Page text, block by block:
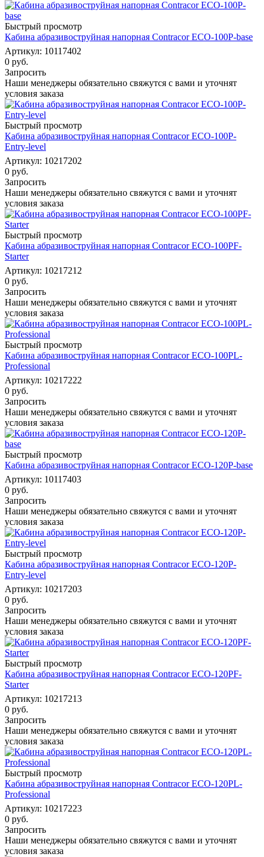
Быстрый просмотр
Кабина абразивоструйная напорная Contracor ECO-100P-base
Артикул: 10117402
0 руб.
Запросить
Наши менеджеры обязательно свяжутся с вами и уточнят
условия заказа
Быстрый просмотр
Кабина абразивоструйная напорная Contracor ECO-100P-
Entry-level
Артикул: 10217202
0 руб.
Запросить
Наши менеджеры обязательно свяжутся с вами и уточнят
условия заказа
Быстрый просмотр
Кабина абразивоструйная напорная Contracor ECO-100PF-
Starter
Артикул: 10217212
0 руб.
Запросить
Наши менеджеры обязательно свяжутся с вами и уточнят
условия заказа
Быстрый просмотр
Кабина абразивоструйная напорная Contracor ECO-100PL-
Professional
Артикул: 10217222
0 руб.
Запросить
Наши менеджеры обязательно свяжутся с вами и уточнят
условия заказа
Быстрый просмотр
Кабина абразивоструйная напорная Contracor ECO-120P-base
Артикул: 10117403
0 руб.
Запросить
Наши менеджеры обязательно свяжутся с вами и уточнят
условия заказа
Быстрый просмотр
Кабина абразивоструйная напорная Contracor ECO-120P-
Entry-level
Артикул: 10217203
0 руб.
Запросить
Наши менеджеры обязательно свяжутся с вами и уточнят
условия заказа
Быстрый просмотр
Кабина абразивоструйная напорная Contracor ECO-120PF-
Starter
Артикул: 10217213
0 руб.
Запросить
Наши менеджеры обязательно свяжутся с вами и уточнят
условия заказа
Быстрый просмотр
Кабина абразивоструйная напорная Contracor ECO-120PL-
Professional
Артикул: 10217223
0 руб.
Запросить
Наши менеджеры обязательно свяжутся с вами и уточнят
условия заказа